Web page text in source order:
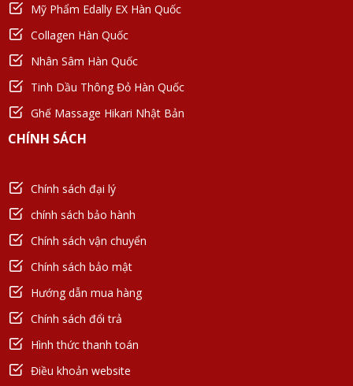
Mỹ Phẩm Edally EX Hàn Quốc
Collagen Hàn Quốc
Nhân Sâm Hàn Quốc
Tinh Dầu Thông Đỏ Hàn Quốc
Ghế Massage Hikari Nhật Bản
CHÍNH SÁCH
Chính sách đại lý
chính sách bảo hành
Chính sách vận chuyển
Chính sách bảo mật
Hướng dẫn mua hàng
Chính sách đổi trả
Hình thức thanh toán
Điều khoản website